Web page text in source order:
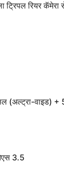
रियर
(अल्ट्रा-वाइड) +
3.5